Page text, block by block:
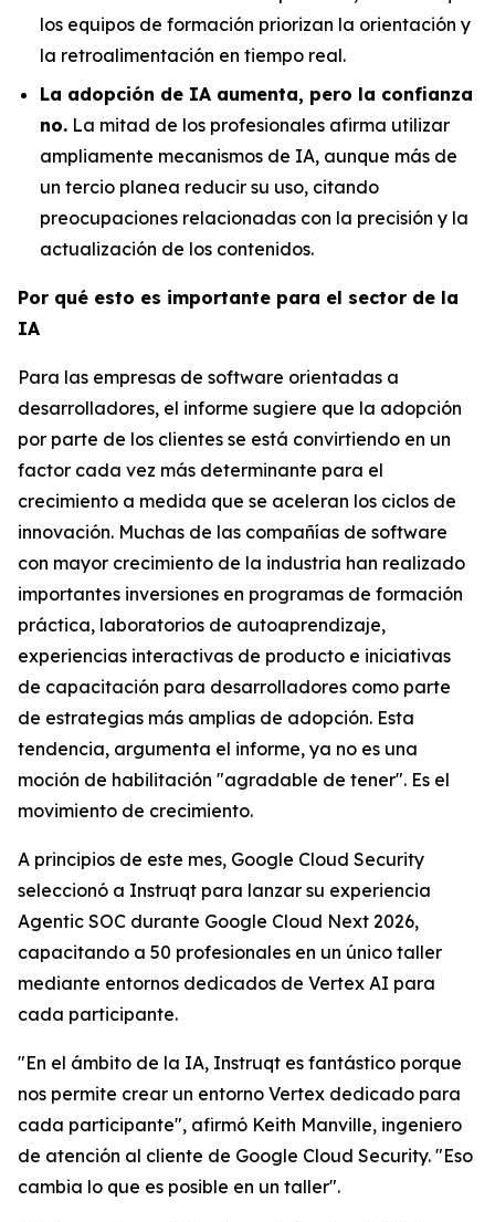
los equipos de formación priorizan la orientación y
la retroalimentación en tiempo real.
La adopción de IA aumenta, pero la confianza
no. La mitad de los profesionales afirma utilizar
ampliamente mecanismos de IA, aunque más de
un tercio planea reducir su uso, citando
preocupaciones relacionadas con la precisión y la
actualización de los contenidos.
Por qué esto es importante para el sector de la
IA
Para las empresas de software orientadas a
desarrolladores, el informe sugiere que la adopción
por parte de los clientes se está convirtiendo en un
factor cada vez más determinante para el
crecimiento a medida que se aceleran los ciclos de
innovación. Muchas de las compañías de software
con mayor crecimiento de la industria han realizado
importantes inversiones en programas de formación
práctica, laboratorios de autoaprendizaje,
experiencias interactivas de producto e iniciativas
de capacitación para desarrolladores como parte
de estrategias más amplias de adopción. Esta
tendencia, argumenta el informe, ya no es una
moción de habilitación "agradable de tener". Es el
movimiento de crecimiento.
A principios de este mes, Google Cloud Security
seleccionó a Instruqt para lanzar su experiencia
Agentic SOC durante Google Cloud Next 2026,
capacitando a 50 profesionales en un único taller
mediante entornos dedicados de Vertex AI para
cada participante.
"En el ámbito de la IA, Instruqt es fantástico porque
nos permite crear un entorno Vertex dedicado para
cada participante", afirmó Keith Manville, ingeniero
de atención al cliente de Google Cloud Security. "Eso
cambia lo que es posible en un taller".